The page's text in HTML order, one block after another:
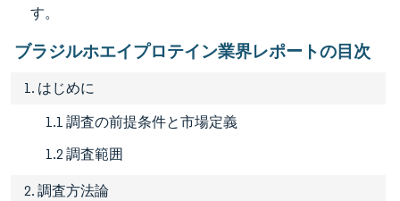
す。
ブラジルホエイプロテイン業界レポートの目次
1. はじめに
1.1 調査の前提条件と市場定義
1.2 調査範囲
2. 調査方法論